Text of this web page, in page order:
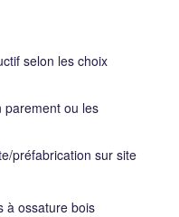
selon les choix
parement ou les
préfabrication sur site
à ossature bois